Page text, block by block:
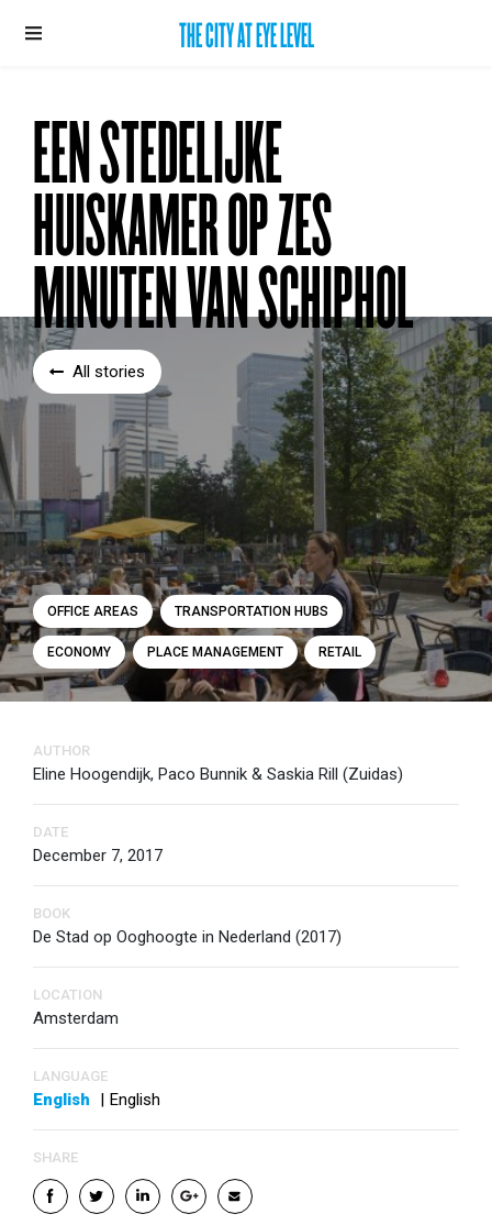
THE CITY AT EYE LEVEL
EEN STEDELIJKE
HUISKAMER OP ZES
MINUTEN VAN SCHIPHOL
All stories
ECONOMY PLACE MANAGEMENT RETAIL
OFFICE AREAS TRANSPORTATION HUBS
AUTHOR
Eline Hoogendijk, Paco Bunnik & Saskia Rill (Zuidas)
DATE
December 7, 2017
BOOK
De Stad op Ooghoogte in Nederland (2017)
LOCATION
Amsterdam
LANGUAGE
English | English
SHARE